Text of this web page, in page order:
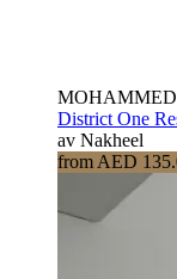
District One
av Nakheel
from AED